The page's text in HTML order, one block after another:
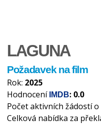
LAGUNA
Požadavek na film
Rok: 2025
Hodnocení IMDB: 0.0
Počet aktivních žádostí
Celková nabídka za